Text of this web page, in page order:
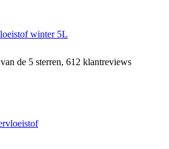
winter 5L
de 5 sterren, 612 klantreviews